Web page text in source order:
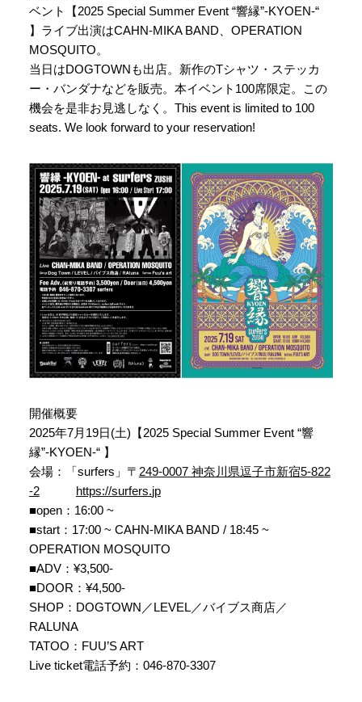
ベント【2025 Special Summer Event “響縁”-KYOEN-“
】ライブ出演はCAHN-MIKA BAND、OPERATION
MOSQUITO。
当日はDOGTOWNも出店。新作のTシャツ・ステッカ
ー・バンダナなどを販売。本イベント100席限定。この
機会を是非お見逃しなく。This event is limited to 100
seats. We look forward to your reservation!
開催概要
2025年7月19日(土)【2025 Special Summer Event “響
縁”-KYOEN-“ 】
会場：「surfers」〒 249-0007 神奈川県逗子市新宿5-822
-2
https://surfers.jp
■open：16:00 ~
■start：17:00 ~ CAHN-MIKA BAND / 18:45 ~
OPERATION MOSQUITO
■ADV：¥3,500-
■DOOR：¥4,500-
SHOP：DOGTOWN／LEVEL／バイブス商店／
RALUNA
TATOO：FUU’S ART
Live ticket電話予約：046-870-3307